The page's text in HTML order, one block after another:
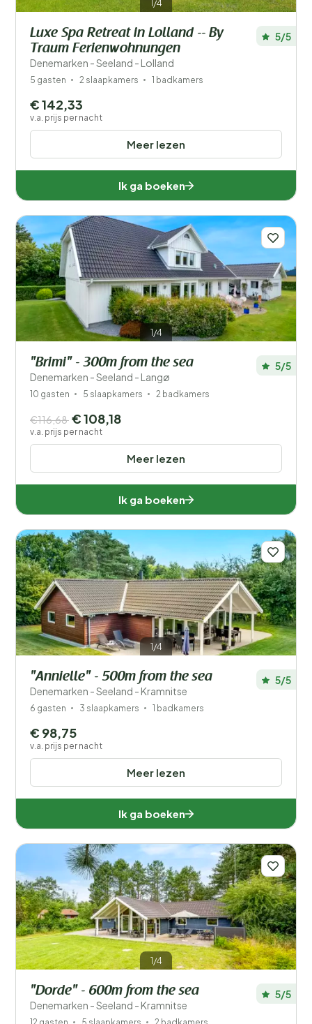
1/4
Luxe Spa Retreat in Lolland -- By
Traum Ferienwohnungen
Denemarken - Seeland - Lolland
5/5
5 gasten 2 slaapkamers 1 badkamers
Meer lezen
€ 142,33
v.a. prijs per nacht
Ik ga boeken
1/4
"Brimi" - 300m from the sea
Denemarken - Seeland - Langø
5/5
10 gasten 5 slaapkamers 2 badkamers
Meer lezen
€116,68 € 108,18
v.a. prijs per nacht
Ik ga boeken
1/4
"Annielle" - 500m from the sea
Denemarken - Seeland - Kramnitse
5/5
6 gasten 3 slaapkamers 1 badkamers
Meer lezen
€ 98,75
v.a. prijs per nacht
Ik ga boeken
1/4
"Dorde" - 600m from the sea
Denemarken - Seeland - Kramnitse
5/5